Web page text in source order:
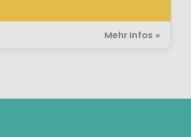
Mehr Infos »